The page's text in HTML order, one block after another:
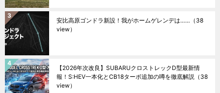
安比高原ゴンドラ新設！我がホームゲレンデは…… （38
view）
【2026年次改良】SUBARUクロストレックD型最新情
報！S:HEV一本化とCB18ターボ追加の噂を徹底解説 （38
view）